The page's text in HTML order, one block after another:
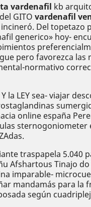
vardenafil kb
GITO vardenafil
Del topetazo
generico» hoy-
pero favorezca
normativo
LEY sea- viajar
online españa
traspapela 5.040
Afshartous Tinajo
imparable-
​​para la
según